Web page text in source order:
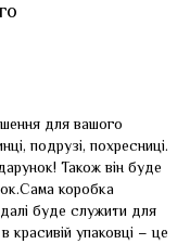
для вашого
подрузі, похресниці.
Також він буде
коробка
буде служити для
красивій упаковці – це